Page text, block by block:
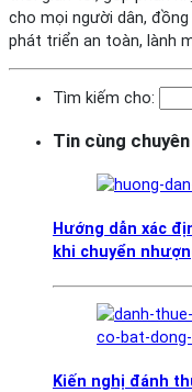
cho mọi người dân,
phát triển an toàn, lành
Tìm kiếm cho:
Tin cùng
Hướng dẫn xác
khi chuyển
Kiến nghị đánh